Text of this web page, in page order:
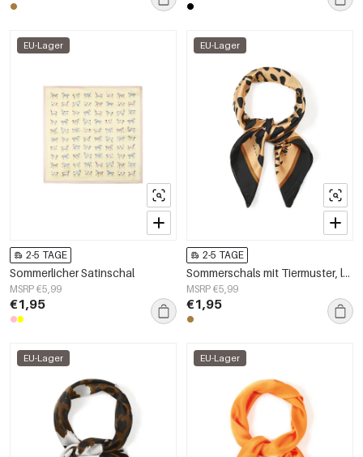
EU-Lager
2-5 TAGE
Sommerlicher Satinschal
MSRP €5,99
€1,95
EU-Lager
2-5 TAGE
Sommerschals mit Tiermuster, lässiges Polyester, Alltagsaccessoires
MSRP €5,99
€1,95
EU-Lager EU-Lager